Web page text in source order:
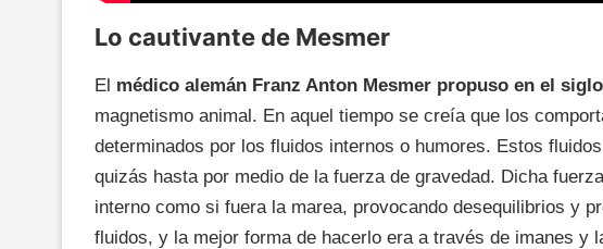
Lo cautivante de Mesmer
El médico alemán Franz Anton Mesmer propuso en el
magnetismo animal. En aquel tiempo se creía que los
determinados por los fluidos internos o humores. Estos
quizás hasta por medio de la fuerza de gravedad. Dicha
interno como si fuera la marea, provocando desequilibrios y
fluidos, y la mejor forma de hacerlo era a través de imanes y